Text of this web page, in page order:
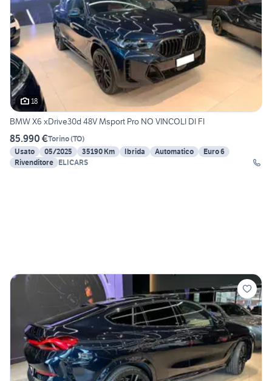
18
BMW X6 xDrive30d 48V Msport Pro NO VINCOLI DI FI
85.990 €Torino(TO)
Usato
05/2025 35190 Km Ibrida Automatico
Euro 6
Rivenditore ELICARS